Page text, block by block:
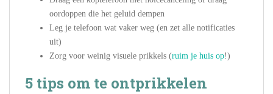
oordoppen die het geluid dempen
Leg je telefoon wat vaker weg (en zet alle notificaties
uit)
Zorg voor weinig visuele prikkels (ruim je huis op!)
5 tips om te ontprikkelen